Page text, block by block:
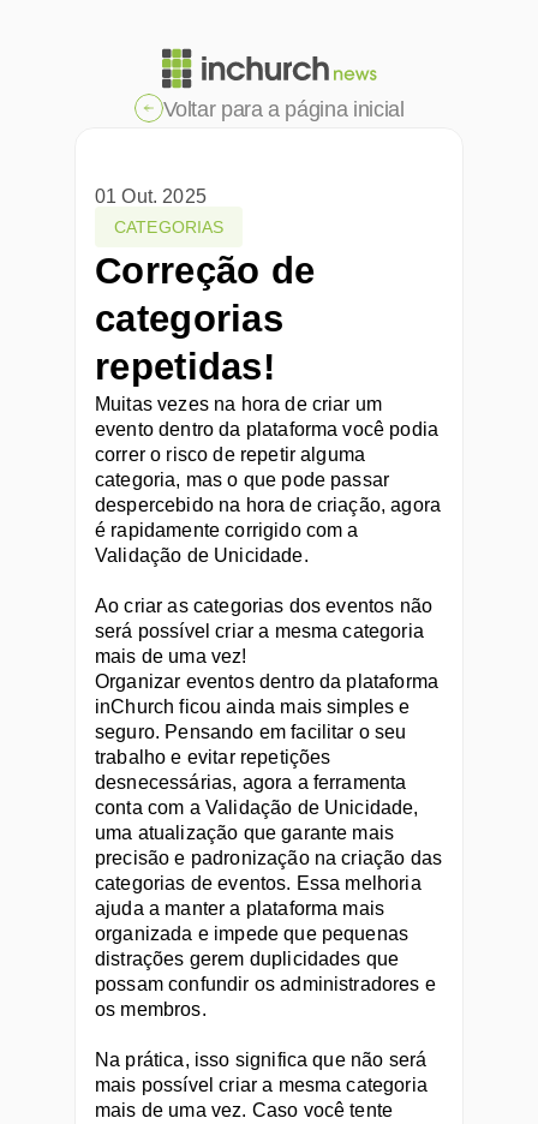
01 Out. 2025
CATEGORIAS
Correção de
categorias
repetidas!
Muitas vezes na hora de criar um
evento dentro da plataforma você podia
correr o risco de repetir alguma
categoria, mas o que pode passar
despercebido na hora de criação, agora
é rapidamente corrigido com a
Validação de Unicidade.
Ao criar as categorias dos eventos não
será possível criar a mesma categoria
mais de uma vez!
Organizar eventos dentro da plataforma
inChurch ficou ainda mais simples e
seguro. Pensando em facilitar o seu
trabalho e evitar repetições
desnecessárias, agora a ferramenta
conta com a Validação de Unicidade,
uma atualização que garante mais
precisão e padronização na criação das
categorias de eventos. Essa melhoria
ajuda a manter a plataforma mais
organizada e impede que pequenas
distrações gerem duplicidades que
possam confundir os administradores e
os membros.
Na prática, isso significa que não será
mais possível criar a mesma categoria
mais de uma vez. Caso você tente
Voltar para a página inicial